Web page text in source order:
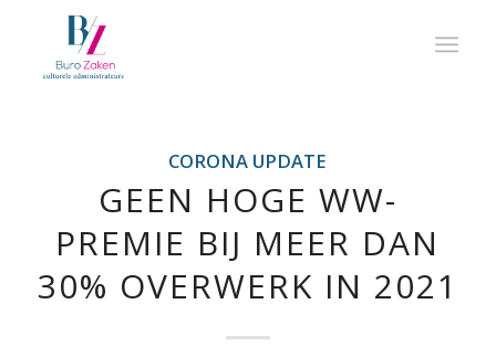
CORONA UPDATE
GEEN HOGE WW-
PREMIE BIJ MEER DAN
30% OVERWERK IN 2021